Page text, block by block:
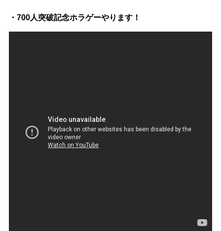
・700人突破記念ホラゲーやります！